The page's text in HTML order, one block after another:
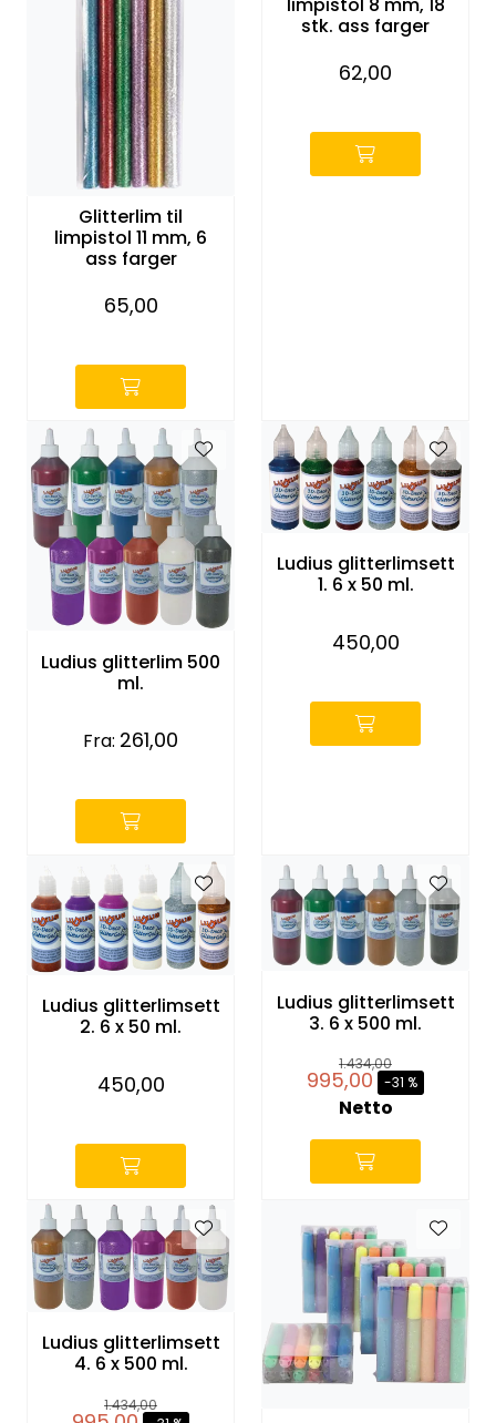
Glitterlim til
limpistol 11 mm, 6
ass farger
65,00
limpistol 8 mm, 18
stk. ass farger
62,00
Ludius glitterlim 500
ml.
Fra: 261,00
Ludius glitterlimsett
1. 6 x 50 ml.
450,00
Ludius glitterlimsett
2. 6 x 50 ml.
450,00
Ludius glitterlimsett
3. 6 x 500 ml.
1.434,00
995,00 -31 %
Netto
Ludius glitterlimsett
4. 6 x 500 ml.
1.434,00
KONTORMØBLER OG INNREDNING
OUTLET & GJENBRUK
KATALOGER
BARNEHAGE OG SKOLE
Idrettslag
KJØPESENTER
Borettslag
Entreprenører
OUTLET & GJENBRUK
KATALOGER